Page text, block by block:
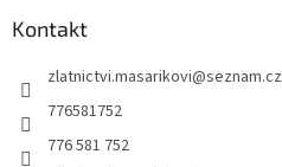
Kontakt
zlatnictvi.masarikovi@seznam.cz
776581752
776 581 752